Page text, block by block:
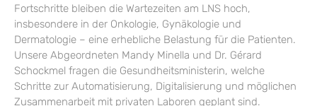
Fortschritte bleiben die Wartezeiten am LNS hoch,
insbesondere in der Onkologie, Gynäkologie und
Dermatologie – eine erhebliche Belastung für die Patienten.
Unsere Abgeordneten Mandy Minella und Dr. Gérard
Schockmel fragen die Gesundheitsministerin, welche
Schritte zur Automatisierung, Digitalisierung und möglichen
Zusammenarbeit mit privaten Laboren geplant sind.